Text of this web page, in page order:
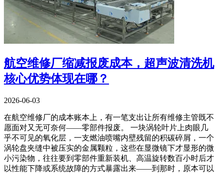
航空维修厂缩减报废成本，超声波清洗机
核心优势体现在哪？
2026-06-03
在航空维修厂的成本账本上，有一笔支出让所有维修主管既不
愿面对又无可奈何——零部件报废。 一块涡轮叶片上肉眼几
乎不可见的氧化层，一支燃油喷嘴内壁残留的积碳碎屑，一个
涡轮盘夹缝中被压实的金属颗粒，这些在显微镜下才显形的微
小污染物，往往要到零部件重新装机、高温旋转数百小时后才
以性能下降或系统故障的方式暴露出来——到那时，原本可以